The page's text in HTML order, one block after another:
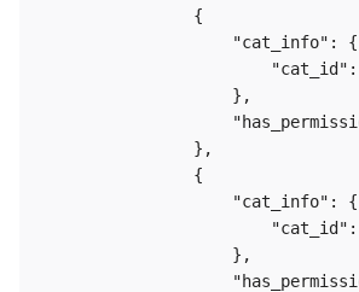
                {
                    "cat_info": {
                    },
                },
                {
                    "cat_info": {
                    },